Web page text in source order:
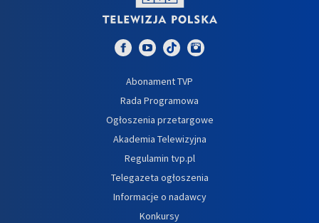
Abonament TVP
Rada Programowa
Ogłoszenia przetargowe
Akademia Telewizyjna
Regulamin tvp.pl
Telegazeta ogłoszenia
Informacje o nadawcy
Konkursy